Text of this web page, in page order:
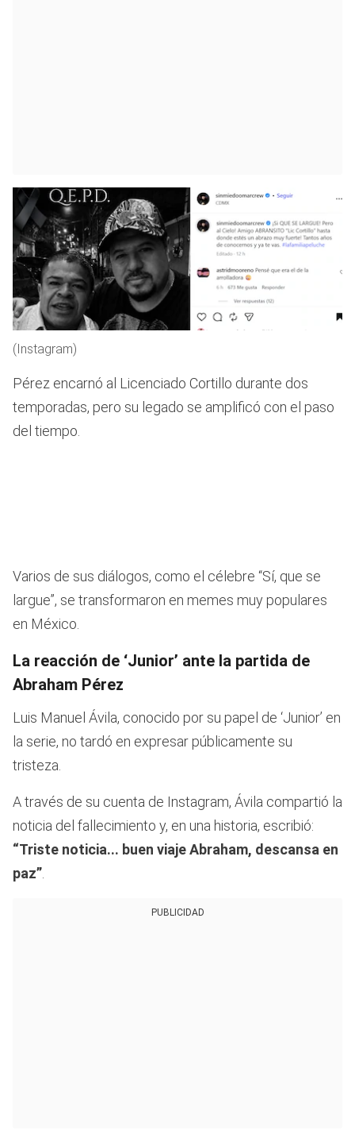
(Instagram)
Pérez encarnó al Licenciado Cortillo durante dos
temporadas, pero su legado se amplificó con el paso
del tiempo.
Varios de sus diálogos, como el célebre “Sí, que se
largue”, se transformaron en memes muy populares
en México.
La reacción de ‘Junior’ ante la partida de
Abraham Pérez
Luis Manuel Ávila, conocido por su papel de ‘Junior’ en
la serie, no tardó en expresar públicamente su
tristeza.
A través de su cuenta de Instagram, Ávila compartió la
noticia del fallecimiento y, en una historia, escribió:
“Triste noticia... buen viaje Abraham, descansa en
paz”
PUBLICIDAD